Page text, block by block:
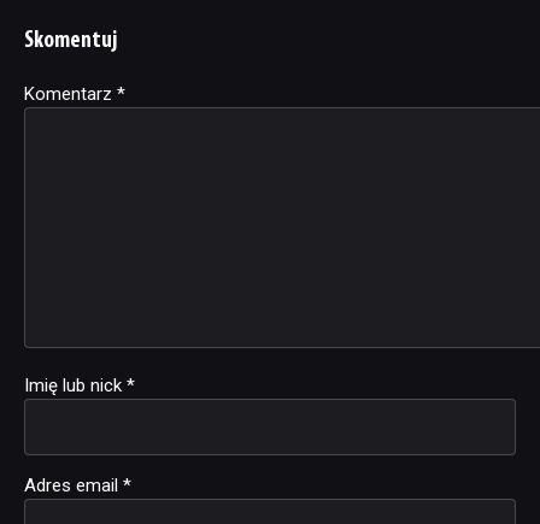
Skomentuj
Komentarz *
Imię lub nick *
Adres email *
Alternative: